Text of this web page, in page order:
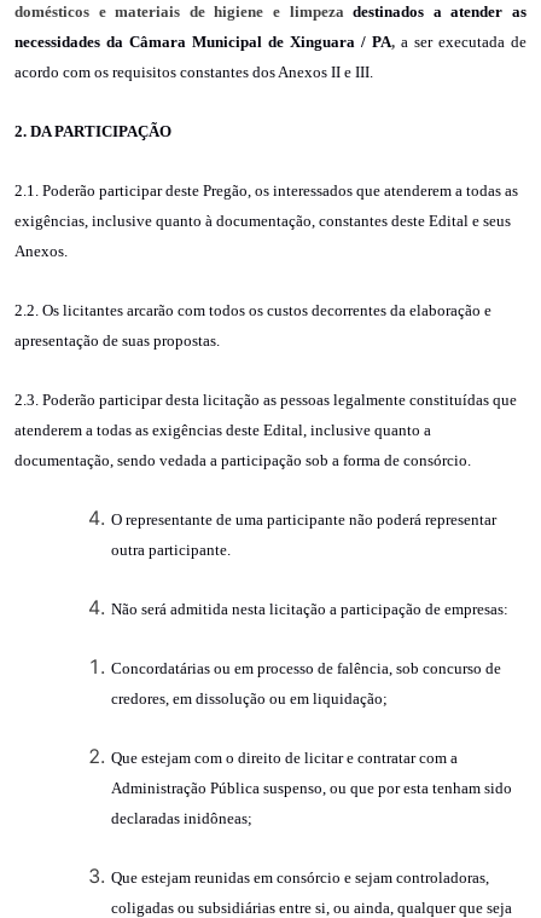
domésticos e materiais de higiene e limpeza destinados a atender as
necessidades da Câmara Municipal de Xinguara / PA, a ser executada de
acordo com os requisitos constantes dos Anexos II e III.
2. DA PARTICIPAÇÃO
2.1. Poderão participar deste Pregão, os interessados que atenderem a todas as
exigências, inclusive quanto à documentação, constantes deste Edital e seus
Anexos.
2.2. Os licitantes arcarão com todos os custos decorrentes da elaboração e
apresentação de suas propostas.
2.3. Poderão participar desta licitação as pessoas legalmente constituídas que
atenderem a todas as exigências deste Edital, inclusive quanto a
documentação, sendo vedada a participação sob a forma de consórcio.
O representante de uma participante não poderá representar
outra participante.
Não será admitida nesta licitação a participação de empresas:
Concordatárias ou em processo de falência, sob concurso de
credores, em dissolução ou em liquidação;
Que estejam com o direito de licitar e contratar com a
Administração Pública suspenso, ou que por esta tenham sido
declaradas inidôneas;
Que estejam reunidas em consórcio e sejam controladoras,
coligadas ou subsidiárias entre si, ou ainda, qualquer que seja